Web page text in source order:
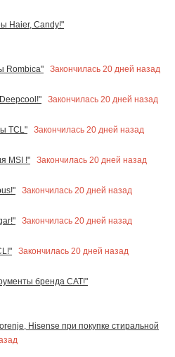
Haier, Candy!"
Rombica"
Закончилась 20 дней назад
Закончилась 20 дней назад
TCL"
Закончилась 20 дней назад
MSI !"
Закончилась 20 дней назад
Закончилась 20 дней назад
Закончилась 20 дней назад
Закончилась 20 дней назад
бренда CAT!"
Hisense при покупке стиральной